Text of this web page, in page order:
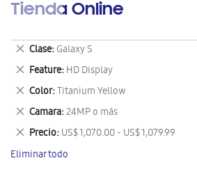
Tienda Online
Clase Galaxy S
Eliminar
este
artículo
Feature HD Display
Eliminar
este
artículo
Color Titanium Yellow
Eliminar
este
artículo
Camara 24MP o más
Eliminar
este
artículo
Precio US$ 1,070.00 - US$ 1,079.99
Eliminar
este
artículo
Eliminar todo